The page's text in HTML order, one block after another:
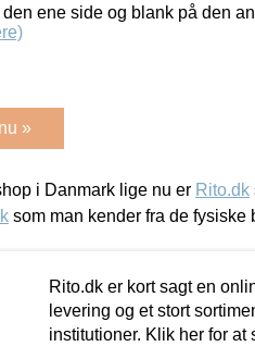
ene side og blank på den
»
i Danmark lige nu er Rito.dk
som man kender fra de fysiske
Rito.dk er kort sagt en
levering og et stort
institutioner. Klik her for at